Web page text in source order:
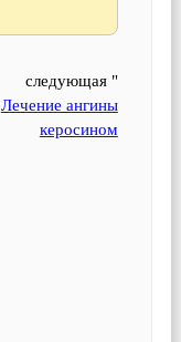
следующая "
Лечение ангины
керосином